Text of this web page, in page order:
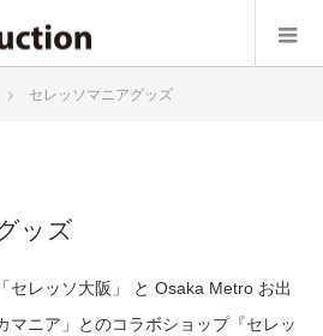
セレッソマニアグッズ
ッズ
セレッソ大阪」 と Osaka Metro お出
マニア」とのコラボショップ『セレッ